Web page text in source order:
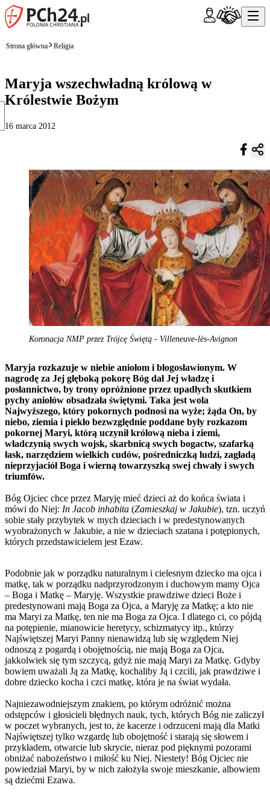
Strona główna Religia
Maryja wszechwładną królową w
Królestwie Bożym
16 marca 2012
Koronacja NMP przez Trójcę Świętą - Villeneuve-lès-Avignon
Maryja rozkazuje w niebie aniołom i błogosławionym. W
nagrodę za Jej głęboką pokorę Bóg dał Jej władzę i
posłannictwo, by trony opróżnione przez upadłych skutkiem
pychy aniołów obsadzała świętymi. Taka jest wola
Najwyższego, który pokornych podnosi na wyże; żąda On, by
niebo, ziemia i piekło bezwzględnie poddane były rozkazom
pokornej Maryi, którą uczynił królową nieba i ziemi,
władczynią swych wojsk, skarbnicą swych bogactw, szafarką
łask, narzędziem wielkich cudów, pośredniczką ludzi, zagładą
nie­przyjaciół Boga i wierną towarzyszką swej chwały i swych
triumfów.
Bóg Ojciec chce przez Maryję mieć dzieci aż do końca świata i
mówi do Niej: In Jacob inhabita (Zamieszkaj w Jakubie), tzn. uczyń
sobie stały przybytek w mych dzieciach i w predestynowanych
wyobrażonych w Jakubie, a nie w dzieciach szatana i potępionych,
których przedstawicielem jest Ezaw.
Podobnie jak w porządku naturalnym i cielesnym dziecko ma ojca i
matkę, tak w porządku nadprzyrodzonym i duchowym mamy Ojca
– Boga i Matkę – Maryję. Wszystkie prawdziwe dzieci Boże i
predestynowani mają Boga za Ojca, a Maryję za Matkę; a kto nie
ma Maryi za Matkę, ten nie ma Boga za Ojca. I dlatego ci, co pójdą
na potępienie, mianowicie heretycy, schizmatycy itp., którzy
Najświętszej Maryi Panny nienawidzą lub się względem Niej
odnoszą z pogardą i obojętnością, nie mają Boga za Ojca,
jakkolwiek się tym szczycą, gdyż nie mają Maryi za Matkę. Gdyby
bowiem uważali Ją za Matkę, kochaliby Ją i czcili, jak prawdziwe i
dobre dziecko kocha i czci matkę, która je na świat wydała.
Najniezawodniejszym znakiem, po którym odróżnić można
odstępców i głosicieli błędnych nauk, tych, których Bóg nie zaliczył
w poczet wybranych, jest to, że kacerze i odrzuceni mają dla Matki
Najświętszej tylko wzgardę lub obojętność i starają się słowem i
przykładem, otwarcie lub skrycie, nieraz pod pięknymi pozorami
obniżać nabożeństwo i miłość ku Niej. Niestety! Bóg Ojciec nie
powiedział Maryi, by w nich założyła swoje mieszkanie, albowiem
są dziećmi Ezawa.